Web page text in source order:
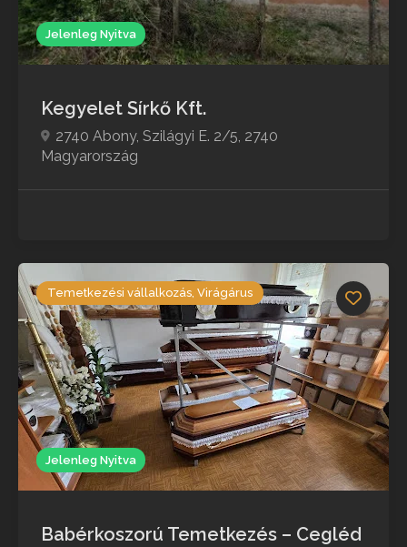
Jelenleg Nyitva
Kegyelet Sírkő Kft.
2740 Abony, Szilágyi E. 2/5, 2740
Magyarország
Jelenleg Nyitva
Temetkezési vállalkozás, Virágárus
Babérkoszorú Temetkezés – Cegléd